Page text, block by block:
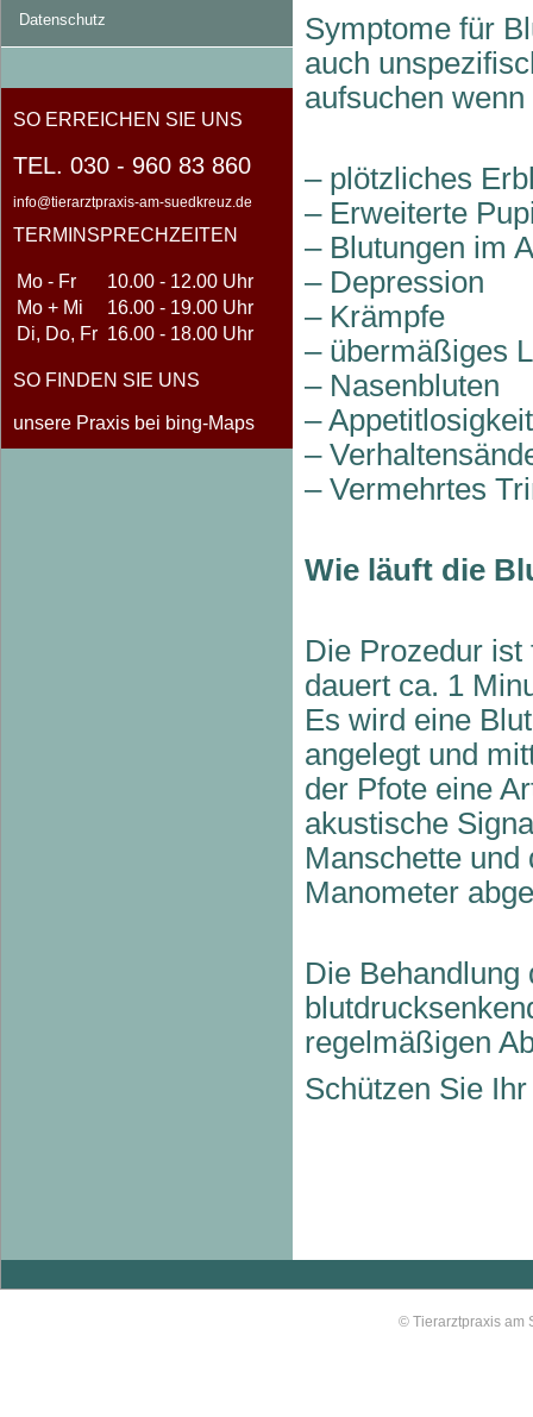
Datenschutz
SO ERREICHEN SIE UNS
TEL. 030 - 960 83 860
info@tierarztpraxis-am-suedkreuz.de
TERMINSPRECHZEITEN
Mo - Fr
10.00 - 12.00 Uhr
Mo + Mi
16.00 - 19.00 Uhr
Di, Do, Fr 16.00 - 18.00 Uhr
SO FINDEN SIE UNS
unsere Praxis bei bing-Maps
Symptome für
auch
aufsuchen
– plötzliches
– Erweiterte
– Blutungen im
– Depression
– Krämpfe
– übermäßiges
– Nasenbluten
– Appetitlosigkeit
–
– Vermehrtes
Wie läuft die
Die Prozedur
dauert ca. 1
Es wird eine
angelegt und
der Pfote eine
akustische
Manschette
Manometer
Die
regelmäßigen
Schützen Sie
© Tierarztpraxis am